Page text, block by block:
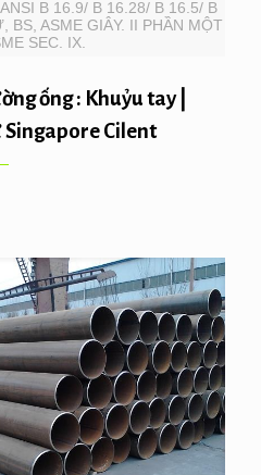
B 16.9/ B 16.28/ B 16.5/ B
BS, ASME GIÂY. II PHẦN MỘT
SEC. IX.
ống : Khuỷu tay |
Singapore Cilent